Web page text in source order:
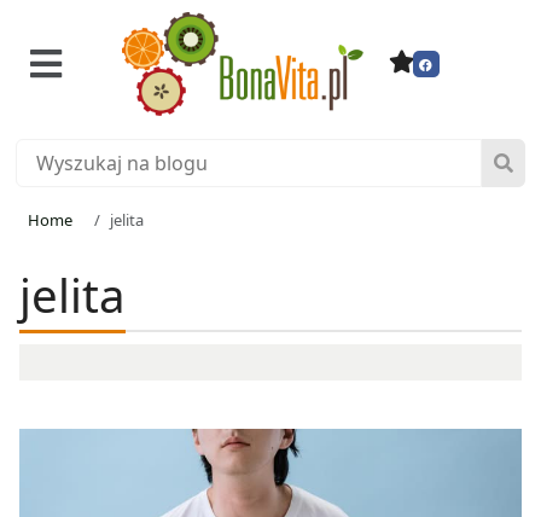
Home jelita
jelita